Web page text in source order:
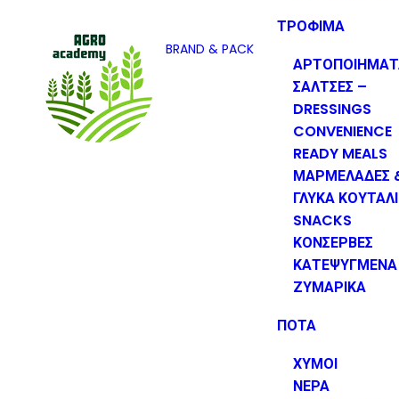
BRAND & PACK
ΤΡΟΦΙΜΑ
ΣΑΛΤΣΕΣ –
DRESSINGS
CONVENIENCE
READY MEALS
ΜΑΡΜΕΛΑΔΕΣ
ΓΛΥΚΑ
SNACKS
ΚΟΝΣΕΡΒΕΣ
ΚΑΤΕΨΥΓΜΕΝΑ
ΖΥΜΑΡΙΚΑ
ΠΟΤΑ
ΧΥΜΟΙ
ΝΕΡΑ